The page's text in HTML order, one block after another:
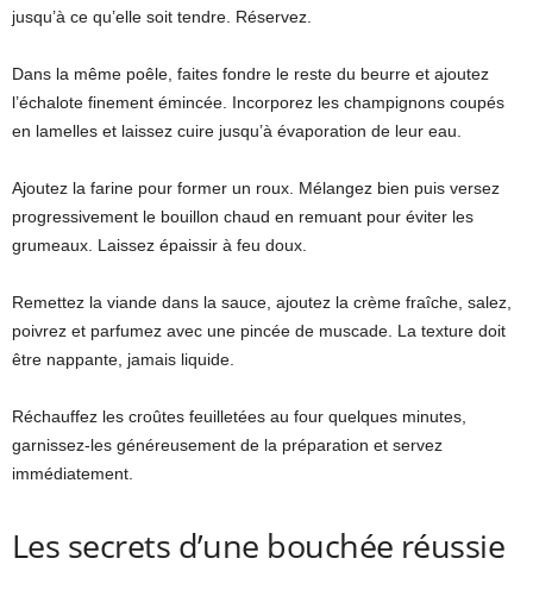
jusqu’à ce qu’elle soit tendre. Réservez.
Dans la même poêle, faites fondre le reste du beurre et ajoutez
l’échalote finement émincée. Incorporez les champignons coupés
en lamelles et laissez cuire jusqu’à évaporation de leur eau.
Ajoutez la farine pour former un roux. Mélangez bien puis versez
progressivement le bouillon chaud en remuant pour éviter les
grumeaux. Laissez épaissir à feu doux.
Remettez la viande dans la sauce, ajoutez la crème fraîche, salez,
poivrez et parfumez avec une pincée de muscade. La texture doit
être nappante, jamais liquide.
Réchauffez les croûtes feuilletées au four quelques minutes,
garnissez-les généreusement de la préparation et servez
immédiatement.
Les secrets d’une bouchée réussie